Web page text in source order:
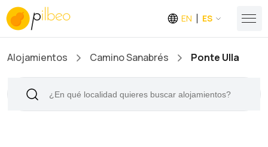
EN ES
Alojamientos Camino Sanabrés Ponte Ulla